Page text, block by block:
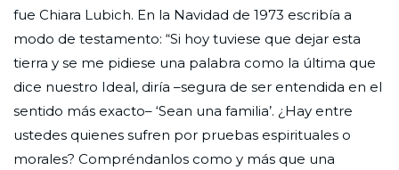
fue Chiara Lubich. En la Navidad de 1973 escribía a
modo de testamento: “Si hoy tuviese que dejar esta
tierra y se me pidiese una palabra como la última que
dice nuestro Ideal, diría –segura de ser entendida en el
sentido más exacto– ‘Sean una familia’. ¿Hay entre
ustedes quienes sufren por pruebas espirituales o
morales? Compréndanlos como y más que una